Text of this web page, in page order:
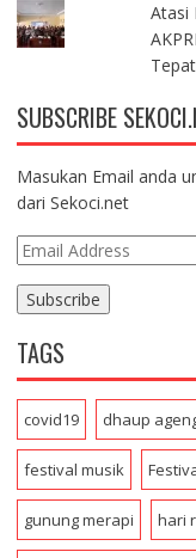
Atasi
SUBSCRIBE
Masukan Email anda
dari Sekoci.net
E
l
A
d
d
r
e
s
TAGS
covid19 dhaup
festival musik
gunung merapi hari